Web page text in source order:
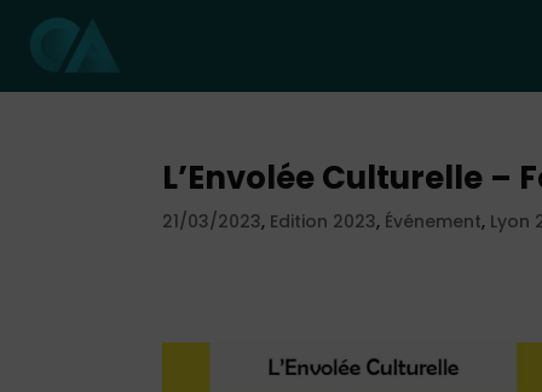
L’Envolée Culturelle
21/03/2023, Edition 2023, Événement, Lyon